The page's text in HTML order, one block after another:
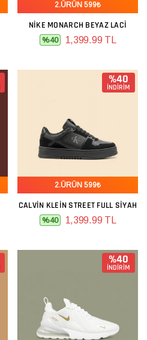
2.ÜRÜN 599₺
NIKE MONARCH BEYAZ LACI
%40 1,399.99 TL
%40
İNDİRİM
2.ÜRÜN 599₺
CALVIN KLEIN STREET FULL SIYAH
%40 1,399.99 TL
%40
İNDİRİM